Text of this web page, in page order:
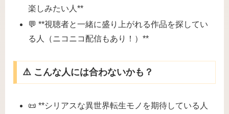
楽しみたい人**
💬 **視聴者と一緒に盛り上がれる作品を探してい
る人（ニコニコ配信もあり！）**
⚠️ こんな人には合わないかも？
📜 **シリアスな異世界転生モノを期待している人